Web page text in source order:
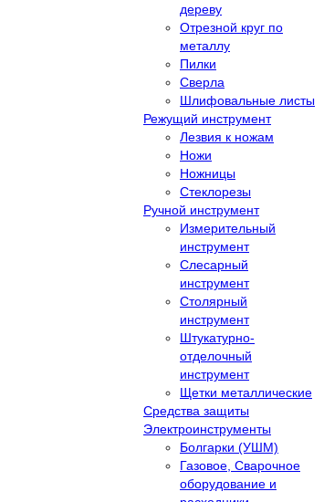
дереву
Отрезной круг по
металлу
Пилки
Сверла
Шлифовальные листы
Режущий инструмент
Лезвия к ножам
Ножи
Ножницы
Стеклорезы
Ручной инструмент
Измерительный
инструмент
Слесарный
инструмент
Столярный
инструмент
Штукатурно-
отделочный
инструмент
Щетки металлические
Средства защиты
Электроинструменты
Болгарки (УШМ)
Газовое, Сварочное
оборудование и